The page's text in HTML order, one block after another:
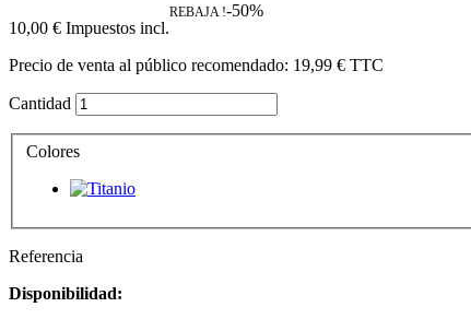
10,00 € Impuestos incl.
REBAJA !-50%
Precio de venta al público recomendado: 19,99 € TTC
Cantidad
Colores
Referencia
Disponibilidad: